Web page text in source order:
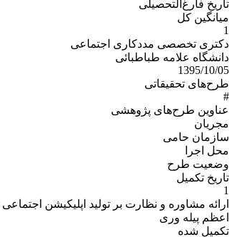
تاریخ فارغ‌التحصیلى
میانگین کل
1
دکتری تخصصی مددکاری اجتماعی
دانشگاه علامه طباطبائی
1395/10/05
طرح‌های تحقیقاتی
#
عناوین طرح‌هاى پژوهشى
مجریان
سازمان حامى
محل اجرا
وضعیت طرح
تاریخ تکمیل
1
ارائه مشاوره و نظارت بر تولید اپلیکیشن اجتماعی
اعظم پیله وری
تکمیل شده